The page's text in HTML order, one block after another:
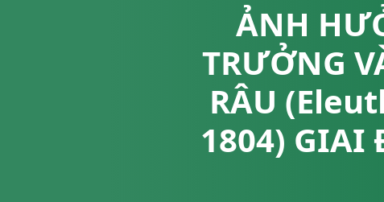
ẢNH
TRƯỞNG
RÂU
1804) GIAI